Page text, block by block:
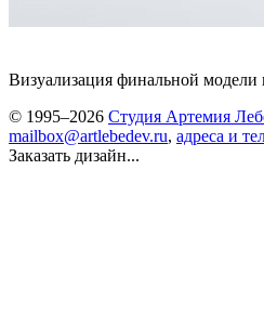
Визуализация финальной модели
© 1995–2026 Студия Артемия
mailbox@artlebedev.ru, адреса и
Заказать дизайн...